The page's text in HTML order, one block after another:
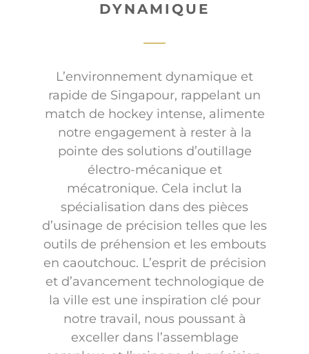
DYNAMIQUE
L’environnement dynamique et
rapide de Singapour, rappelant un
match de hockey intense, alimente
notre engagement à rester à la
pointe des solutions d’outillage
électro-mécanique et
mécatronique. Cela inclut la
spécialisation dans des pièces
d’usinage de précision telles que les
outils de préhension et les embouts
en caoutchouc. L’esprit de précision
et d’avancement technologique de
la ville est une inspiration clé pour
notre travail, nous poussant à
exceller dans l’assemblage